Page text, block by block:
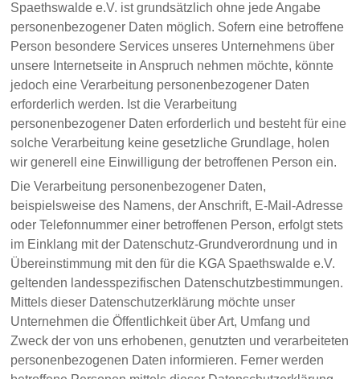
Spaethswalde e.V. ist grundsätzlich ohne jede Angabe
personenbezogener Daten möglich. Sofern eine betroffene
Person besondere Services unseres Unternehmens über
unsere Internetseite in Anspruch nehmen möchte, könnte
jedoch eine Verarbeitung personenbezogener Daten
erforderlich werden. Ist die Verarbeitung
personenbezogener Daten erforderlich und besteht für eine
solche Verarbeitung keine gesetzliche Grundlage, holen
wir generell eine Einwilligung der betroffenen Person ein.
Die Verarbeitung personenbezogener Daten,
beispielsweise des Namens, der Anschrift, E-Mail-Adresse
oder Telefonnummer einer betroffenen Person, erfolgt stets
im Einklang mit der Datenschutz-Grundverordnung und in
Übereinstimmung mit den für die KGA Spaethswalde e.V.
geltenden landesspezifischen Datenschutzbestimmungen.
Mittels dieser Datenschutzerklärung möchte unser
Unternehmen die Öffentlichkeit über Art, Umfang und
Zweck der von uns erhobenen, genutzten und verarbeiteten
personenbezogenen Daten informieren. Ferner werden